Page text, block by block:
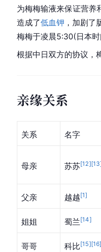
为梅梅输液来保证营养
造成了低血钾 ，加剧
梅梅于凌晨5:30(日本
根据中日双方的协议，
亲缘关系
关系 名字
母亲 苏苏[12][13
父亲 越越[1]
姐姐 蜀兰[14]
哥哥 科比[15][16